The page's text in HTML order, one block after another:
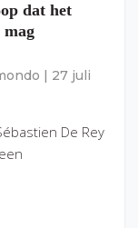
dat het
27 juli
De Rey